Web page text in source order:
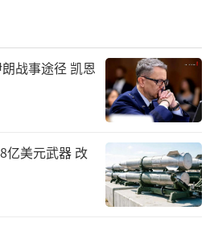
战事途径 凯恩
亿美元武器 改